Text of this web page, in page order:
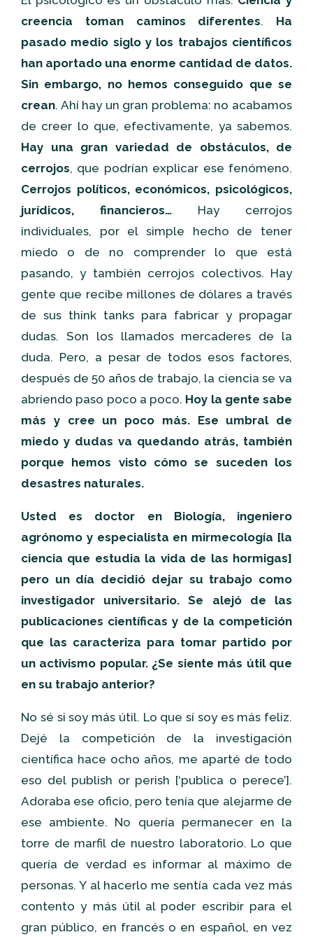
creencia toman caminos diferentes. Ha
pasado medio siglo y los trabajos científicos
han aportado una enorme cantidad de datos.
Sin embargo, no hemos conseguido que se
crean. Ahí hay un gran problema: no acabamos
de creer lo que, efectivamente, ya sabemos.
Hay una gran variedad de obstáculos, de
cerrojos, que podrían explicar ese fenómeno.
Cerrojos políticos, económicos, psicológicos,
jurídicos, financieros… Hay cerrojos
individuales, por el simple hecho de tener
miedo o de no comprender lo que está
pasando, y también cerrojos colectivos. Hay
gente que recibe millones de dólares a través
de sus think tanks para fabricar y propagar
dudas. Son los llamados mercaderes de la
duda. Pero, a pesar de todos esos factores,
después de 50 años de trabajo, la ciencia se va
abriendo paso poco a poco. Hoy la gente sabe
más y cree un poco más. Ese umbral de
miedo y dudas va quedando atrás, también
porque hemos visto cómo se suceden los
desastres naturales.
Usted es doctor en Biología, ingeniero
agrónomo y especialista en mirmecología [la
ciencia que estudia la vida de las hormigas]
pero un día decidió dejar su trabajo como
investigador universitario. Se alejó de las
publicaciones científicas y de la competición
que las caracteriza para tomar partido por
un activismo popular. ¿Se siente más útil que
en su trabajo anterior?
No sé si soy más útil. Lo que sí soy es más feliz.
Dejé la competición de la investigación
científica hace ocho años, me aparté de todo
eso del publish or perish [‘publica o perece’].
Adoraba ese oficio, pero tenía que alejarme de
ese ambiente. No quería permanecer en la
torre de marfil de nuestro laboratorio. Lo que
quería de verdad es informar al máximo de
personas. Y al hacerlo me sentía cada vez más
contento y más útil al poder escribir para el
gran público, en francés o en español, en vez